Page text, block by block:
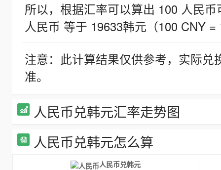
所以，根据汇率可以算出 100 人民
人民币 等于 19633韩元（100 CNY =
注意：此计算结果仅供参考，实际
准。
人民币兑韩元汇率走势图
人民币兑韩元怎么算
人民币兑韩元